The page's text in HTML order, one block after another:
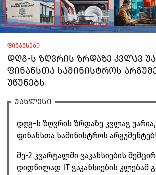
ფინანსები
დღგ-ს ზღვრის ზრდაზე კვლავ
ფინანსთა სამინისტროს
უწუნებს
უახლესი
დღგ-ს ზღვრის ზრდაზე კვლავ უარია,
ფინანსთა სამინისტროს
მე-2 კვარტალში ვაკანსიების
დიდწილად IT ვაკანსიების კლებამ